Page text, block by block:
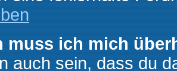
muss ich mich
auch sein, dass du